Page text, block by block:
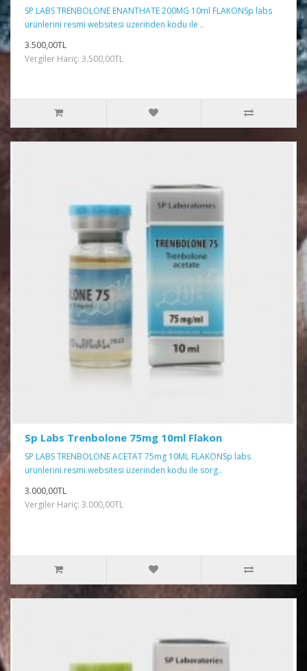
SP LABS TRENBOLONE ENANTHATE 200MG 10ml FLAKONSp labs
ürünlerini resmi websitesi üzerinden kodu ile ..
3.500,00TL
Vergiler Hariç: 3.500,00TL
Sp Labs Trenbolone 75mg 10ml Flakon
SP LABS TRENBOLONE ACETAT 75mg 10ML FLAKONSp labs
ürünlerini resmi websitesi üzerinden kodu ile sorg..
3.000,00TL
Vergiler Hariç: 3.000,00TL